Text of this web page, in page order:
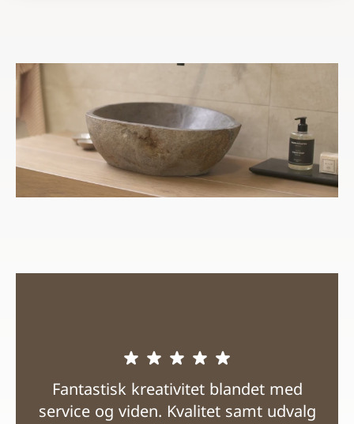
Fantastisk kreativitet blandet med
service og viden. Kvalitet samt udvalg